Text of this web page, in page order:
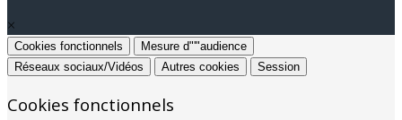
×
Cookies fonctionnels
Mesure d"'"audience
Réseaux sociaux/Vidéos
Autres cookies Session
Cookies fonctionnels